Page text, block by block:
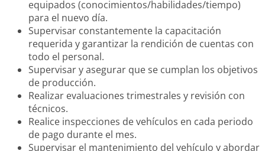
equipados (conocimientos/habilidades/tiempo)
para el nuevo día.
Supervisar constantemente la capacitación
requerida y garantizar la rendición de cuentas con
todo el personal.
Supervisar y asegurar que se cumplan los objetivos
de producción.
Realizar evaluaciones trimestrales y revisión con
técnicos.
Realice inspecciones de vehículos en cada periodo
de pago durante el mes.
Supervisar el mantenimiento del vehículo y abordar